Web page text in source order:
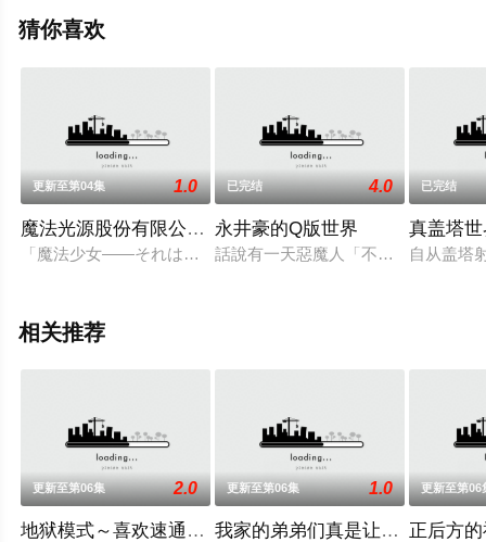
减完整版动漫全集就上策驰电影网，更多相关信息可移步
猜你喜欢
更新至第04集 1.0
魔法光源股份有限公司第二季
「魔法少女――それは強くて、格好良くて、しなやかで。誰も
已完结 4.0
永井豪的Q版世界
話說有一天惡魔人「不動明」有天早
已完结
真盖塔
自从盖塔
相关推荐
更新至第06集 2.0
地狱模式～喜欢速通游戏的玩家在废设定异世界无双～第
更新至第06集 1.0
我家的弟弟们真是让您费心了
更新至第06
正后方